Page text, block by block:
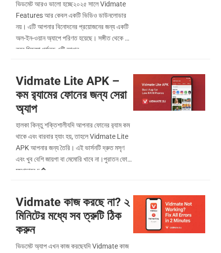
ভিডমেট আরও ভালো হচ্ছে২০২৫ সালে Vidmate
Features আর কেবল একটি ভিডিও ডাউনলোডার
নয়। এটি আপনার বিনোদনের প্রয়োজনের জন্য একটি
অল-ইন-ওয়ান অ্যাপে পরিণত হয়েছে। সঙ্গীত থেকে শুরু
করে সিনেমা পর্যন্ত এটি আপন...
Vidmate Lite APK –
কম র‍্যামের ফোনের জন্য সেরা
অ্যাপ
হালকা কিন্তু শক্তিশালীযদি আপনার ফোনের র‍্যাম কম
থাকে এবং বারবার হ্যাং হয়, তাহলে Vidmate Lite
APK আপনার জন্য তৈরি। এই ভার্সনটি দ্রুত মসৃণ
এবং খুব বেশি জায়গা বা মেমোরি খাবে না।পুরাতন ফোনে
মসৃণভাবে চ�...
Vidmate কাজ করছে না? ২
মিনিটের মধ্যে সব ত্রুটি ঠিক
করুন
ভিডমেট অ্যাপ এখন কাজ করছেযদি Vidmate কাজ